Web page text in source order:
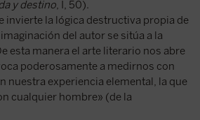
y destino, I, 50).
invierte la lógica destructiva propia de
del autor se sitúa a la
esta manera el arte literario nos abre
poderosamente a medirnos con
nuestra experiencia elemental, la que
cualquier hombre» (de la